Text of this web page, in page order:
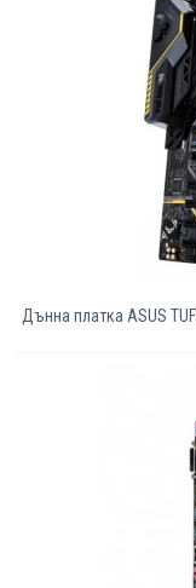
Дънна платка ASUS